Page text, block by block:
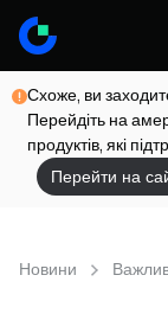
Схоже, ви
Перейдіть на
продуктів, які
Перейти на
Новини